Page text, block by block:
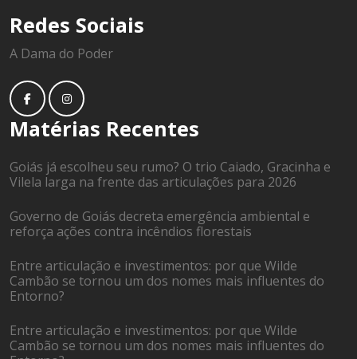
Redes Sociais
A Dama do Poder
Matérias Recentes
Goiás já escolheu seu rumo? O trio Caiado, Gracinha e
Vilela larga na frente das articulações para 2026
Governo de Goiás decreta emergência ambiental e
reforça ações contra incêndios florestais
Entre articulação e investimentos: por que Wilde
Cambão se tornou um dos nomes mais influentes do
Entorno?
Entre articulação e investimentos: por que Wilde
Cambão se tornou um dos nomes mais influentes do